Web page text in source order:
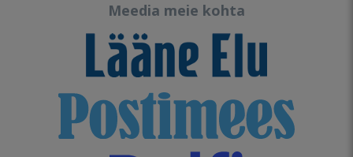
Meedia meie kohta